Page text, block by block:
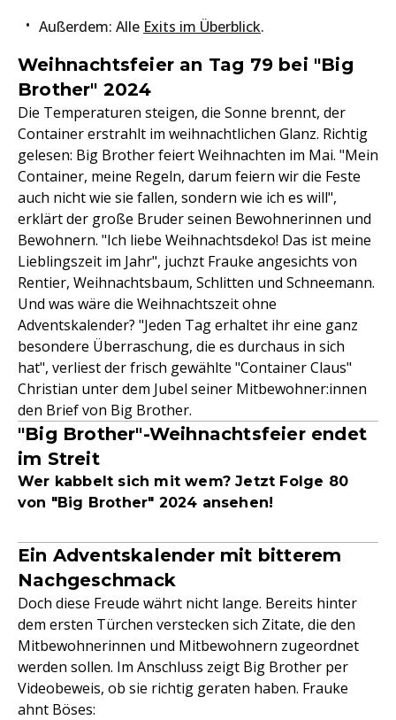
Außerdem: Alle Exits im Überblick.
Weihnachtsfeier an Tag 79 bei "Big
Brother" 2024
Die Temperaturen steigen, die Sonne brennt, der
Container erstrahlt im weihnachtlichen Glanz. Richtig
gelesen: Big Brother feiert Weihnachten im Mai. "Mein
Container, meine Regeln, darum feiern wir die Feste
auch nicht wie sie fallen, sondern wie ich es will",
erklärt der große Bruder seinen Bewohnerinnen und
Bewohnern. "Ich liebe Weihnachtsdeko! Das ist meine
Lieblingszeit im Jahr", juchzt Frauke angesichts von
Rentier, Weihnachtsbaum, Schlitten und Schneemann.
Und was wäre die Weihnachtszeit ohne
Adventskalender? "Jeden Tag erhaltet ihr eine ganz
besondere Überraschung, die es durchaus in sich
hat", verliest der frisch gewählte "Container Claus"
Christian unter dem Jubel seiner Mitbewohner:innen
den Brief von Big Brother.
"Big Brother"-Weihnachtsfeier endet
im Streit
Wer kabbelt sich mit wem? Jetzt Folge 80
von "Big Brother" 2024 ansehen!
Ein Adventskalender mit bitterem
Nachgeschmack
Doch diese Freude währt nicht lange. Bereits hinter
dem ersten Türchen verstecken sich Zitate, die den
Mitbewohnerinnen und Mitbewohnern zugeordnet
werden sollen. Im Anschluss zeigt Big Brother per
Videobeweis, ob sie richtig geraten haben. Frauke
ahnt Böses: